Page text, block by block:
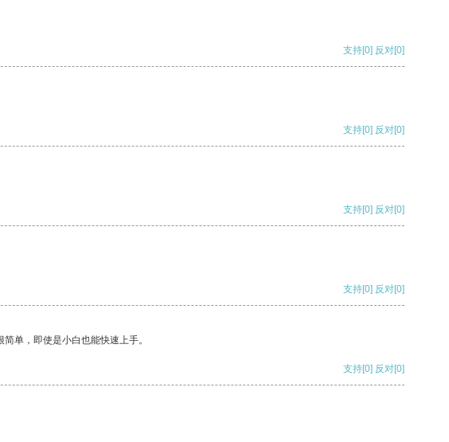
支持[0] 反对[0]
支持[0] 反对[0]
支持[0] 反对[0]
支持[0] 反对[0]
单，即使是小白也能快速上手。
支持[0] 反对[0]